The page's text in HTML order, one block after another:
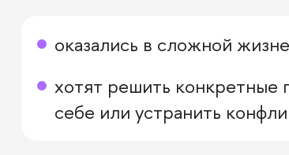
оказались в сложной
хотят решить конкретные
себе или устранить